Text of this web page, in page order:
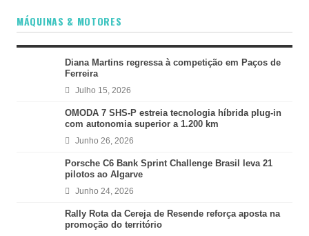
MÁQUINAS & MOTORES
Diana Martins regressa à competição em Paços de
Ferreira
Julho 15, 2026
OMODA 7 SHS-P estreia tecnologia híbrida plug-in
com autonomia superior a 1.200 km
Junho 26, 2026
Porsche C6 Bank Sprint Challenge Brasil leva 21
pilotos ao Algarve
Junho 24, 2026
Rally Rota da Cereja de Resende reforça aposta na
promoção do território